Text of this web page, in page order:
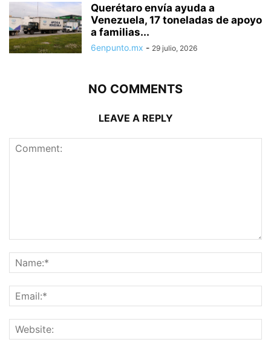
Querétaro envía ayuda a
Venezuela, 17 toneladas de apoyo
a familias...
6enpunto.mx - 29 julio, 2026
NO COMMENTS
LEAVE A REPLY